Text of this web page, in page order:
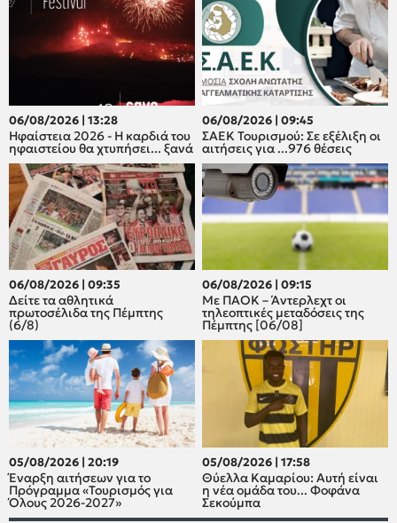
06/08/2026 | 13:28
Ηφαίστεια 2026 - Η καρδιά του
ηφαιστείου θα χτυπήσει... ξανά
06/08/2026 | 09:45
ΣΑΕΚ Τουρισμού: Σε εξέλιξη οι
αιτήσεις για ...976 θέσεις
06/08/2026 | 09:35
Δείτε τα αθλητικά
πρωτοσέλιδα της Πέμπτης
(6/8)
06/08/2026 | 09:15
Με ΠΑΟΚ – Άντερλεχτ οι
τηλεοπτικές μεταδόσεις της
Πέμπτης [06/08]
05/08/2026 | 20:19
Έναρξη αιτήσεων για το
Πρόγραμμα «Τουρισμός για
Όλους 2026-2027»
05/08/2026 | 17:58
Θύελλα Καμαρίου: Αυτή είναι
η νέα ομάδα του... Φοφάνα
Σεκούμπα